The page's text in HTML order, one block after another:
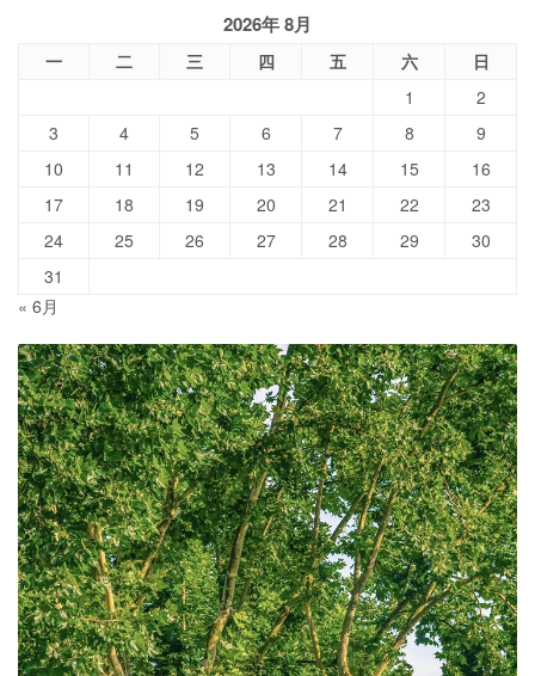
2026年 8月
一 二 三 四 五 六
日
1
2
3
4 5 6 7 8
9
10
11 12 13 14 15
16
17
18 19 20 21 22
23
24
25 26 27 28 29
30
31
« 6月